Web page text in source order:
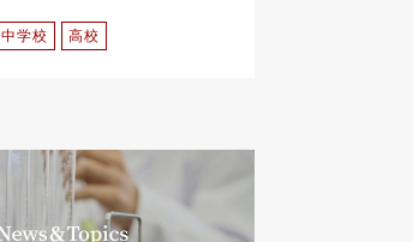
中学校 高校